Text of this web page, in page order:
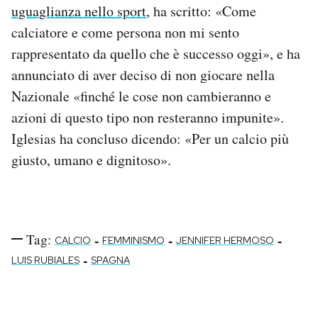
uguaglianza nello sport, ha scritto: «Come
calciatore e come persona non mi sento
rappresentato da quello che è successo oggi», e ha
annunciato di aver deciso di non giocare nella
Nazionale «finché le cose non cambieranno e
azioni di questo tipo non resteranno impunite».
Iglesias ha concluso dicendo: «Per un calcio più
giusto, umano e dignitoso».
Tag: CALCIO - FEMMINISMO - JENNIFER HERMOSO -
LUIS RUBIALES - SPAGNA